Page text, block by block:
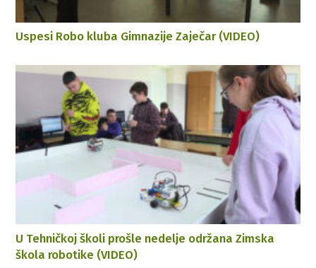
Uspesi Robo kluba Gimnazije Zaječar (VIDEO)
U Tehničkoj školi prošle nedelje održana Zimska
škola robotike (VIDEO)